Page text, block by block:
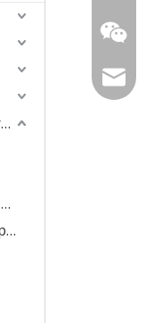
Holiday Inn Express Fórmula Blue2.0
SoftGoods do quarto de hóspedes
Obras de arte de hóspedes